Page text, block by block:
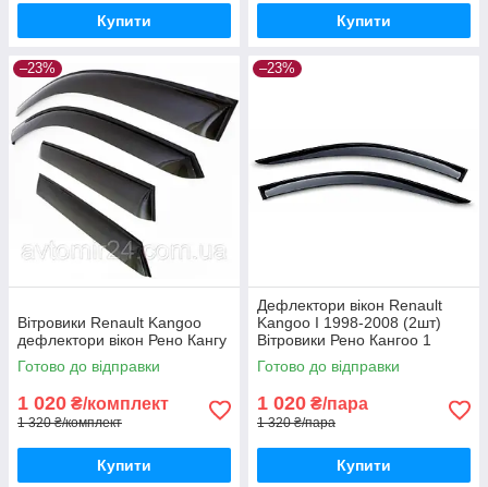
Купити Купити
–23%
Вітровики Renault Kangoo
дефлектори вікон Рено Кангу
Готово до відправки
1 020 ₴/комплект
1 320 ₴/комплект
Купити
–23%
Дефлектори вікон Renault
Kangoo I 1998-2008 (2шт)
Вітровики Рено Кангоо 1
дефлектори (2шт) з 1998 по
2008
Готово до відправки
1 020 ₴/пара
1 320 ₴/пара
Купити